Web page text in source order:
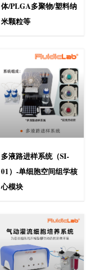
体/PLGA多聚物/塑料纳
米颗粒等
多液路进样系统（SI-
01）-单细胞空间组学核
心模块